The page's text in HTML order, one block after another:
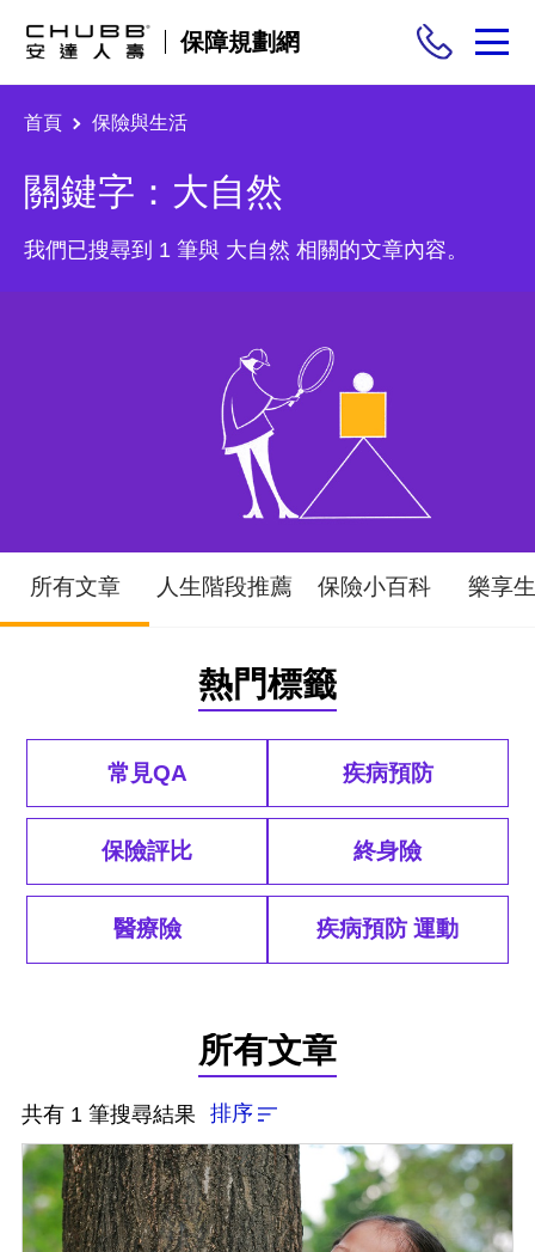
保障規劃網
保險商品
需求分析
首頁 保險與生活
關鍵字：大自然
我們已搜尋到 1 筆與 大自然 相關的文章內容。
所有文章 人生階段推薦 保險小百科 樂享
熱門標籤
常見QA 疾病預防
保險評比 終身險
醫療險 疾病預防 運動
所有文章
共有 1 筆搜尋結果 排序